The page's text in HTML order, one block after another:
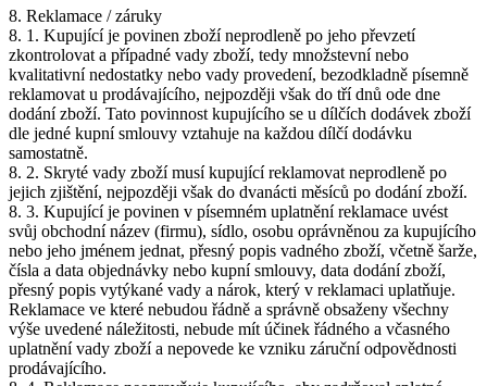
8. Reklamace / záruky
8. 1. Kupující je povinen zboží neprodleně po jeho převzetí
zkontrolovat a případné vady zboží, tedy množstevní nebo
kvalitativní nedostatky nebo vady provedení, bezodkladně písemně
reklamovat u prodávajícího, nejpozději však do tří dnů ode dne
dodání zboží. Tato povinnost kupujícího se u dílčích dodávek zboží
dle jedné kupní smlouvy vztahuje na každou dílčí dodávku
samostatně.
8. 2. Skryté vady zboží musí kupující reklamovat neprodleně po
jejich zjištění, nejpozději však do dvanácti měsíců po dodání zboží.
8. 3. Kupující je povinen v písemném uplatnění reklamace uvést
svůj obchodní název (firmu), sídlo, osobu oprávněnou za kupujícího
nebo jeho jménem jednat, přesný popis vadného zboží, včetně šarže,
čísla a data objednávky nebo kupní smlouvy, data dodání zboží,
přesný popis vytýkané vady a nárok, který v reklamaci uplatňuje.
Reklamace ve které nebudou řádně a správně obsaženy všechny
výše uvedené náležitosti, nebude mít účinek řádného a včasného
uplatnění vady zboží a nepovede ke vzniku záruční odpovědnosti
prodávajícího.